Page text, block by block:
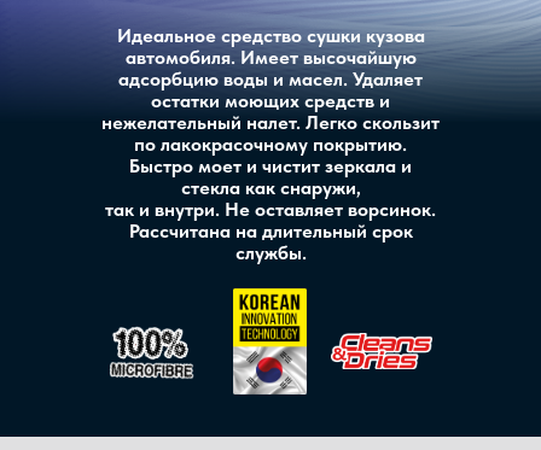
Идеальное средство сушки кузова
автомобиля. Имеет высочайшую
адсорбцию воды и масел. Удаляет
остатки моющих средств и
нежелательный налет. Легко скользит
по лакокрасочному покрытию.
Быстро моет и чистит зеркала и
стекла как снаружи,
так и внутри. Не оставляет ворсинок.
Рассчитана на длительный срок
службы.